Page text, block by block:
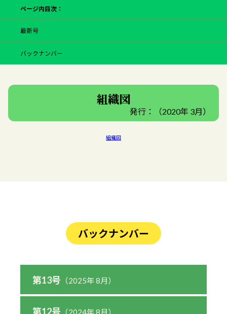
ページ内目次：
最新号
バックナンバー
組織図
発行：（2020年 3月）
組織図
バックナンバー
第13号 （2025年 8月）
第12号 （2024年 8月）